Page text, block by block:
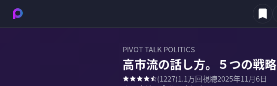
PIVOT TALK POLITICS
高市流の話し方。５つの戦略
(1227)1.1万回視聴2025年11月6日